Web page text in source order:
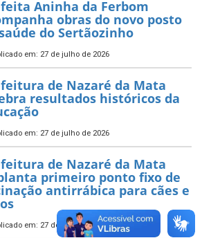
Aninha da Ferbom
obras do novo posto
do Sertãozinho
em: 27 de julho de 2026
de Nazaré da Mata
resultados históricos da
em: 27 de julho de 2026
de Nazaré da Mata
primeiro ponto fixo de
antirrábica para cães e
em: 27 de julho de 2026